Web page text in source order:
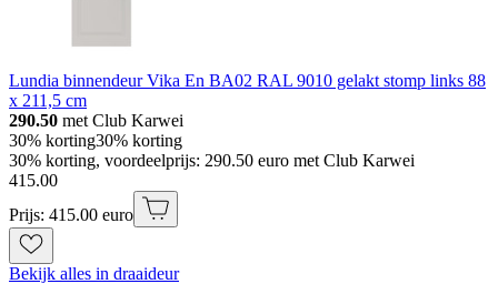
Lundia binnendeur Vika En BA02 RAL 9010 gelakt stomp links 88
x 211,5 cm
290.50 met Club Karwei
30% korting30% korting
30% korting, voordeelprijs: 290.50 euro met Club Karwei
415.00
Prijs: 415.00 euro
Bekijk alles in draaideur